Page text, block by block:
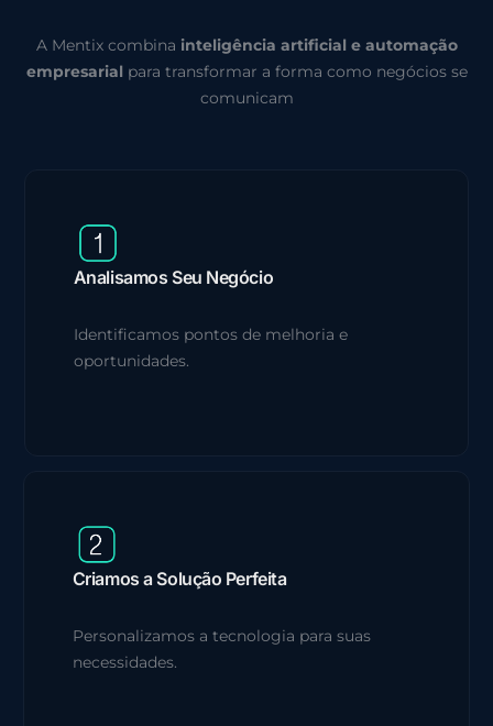
A Mentix combina inteligência artificial e automação
empresarial para transformar a forma como negócios se
comunicam
Analisamos Seu Negócio
Identificamos pontos de melhoria e
oportunidades.
Criamos a Solução Perfeita
Personalizamos a tecnologia para suas
necessidades.